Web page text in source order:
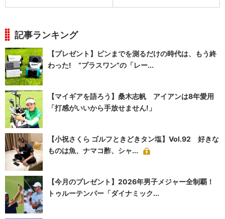
記事ランキング
【プレゼント】ピンまでを測るだけの時代は、もう終
わった! “プラスワン”の「レー...
【マイギアを語ろう】桑木志帆 アイアンは8年愛用
「打感がいいから手放せません!」
【小祝さくら ゴルフときどきタン塩】Vol.92 好きな
ものは魚、ナマコ酢、シャ...
【今月のプレゼント】2026年男子メジャー全制覇！
トゥルーテンパー「ダイナミック...